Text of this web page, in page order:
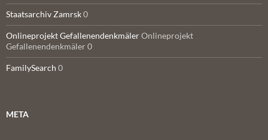
Staatsarchiv Zamrsk0
Onlineprojekt GefallenendenkmälerOnlineprojekt
Gefallenendenkmäler 0
FamilySearch 0
META